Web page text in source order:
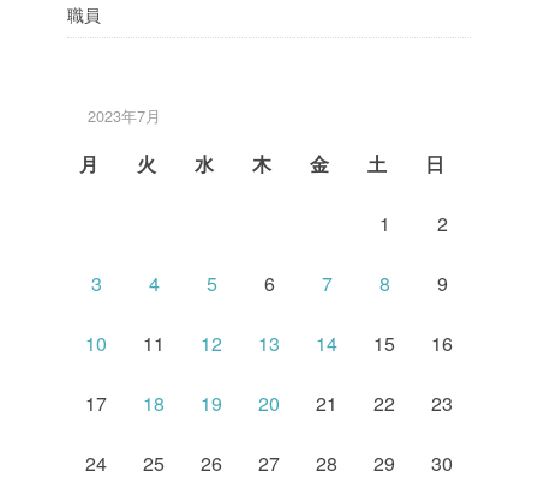
職員
2023年7月
月 火 水 木 金 土 日
1 2
3 4 5 6 7 8 9
10 11 12 13 14 15 16
17 18 19 20 21 22 23
24 25 26 27 28 29 30